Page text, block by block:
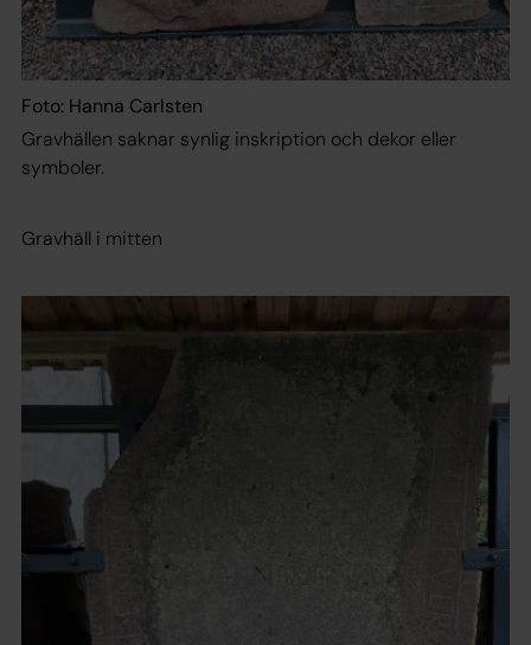
Foto: Hanna Carlsten
Gravhällen saknar synlig inskription och dekor eller
symboler.
Gravhäll i mitten